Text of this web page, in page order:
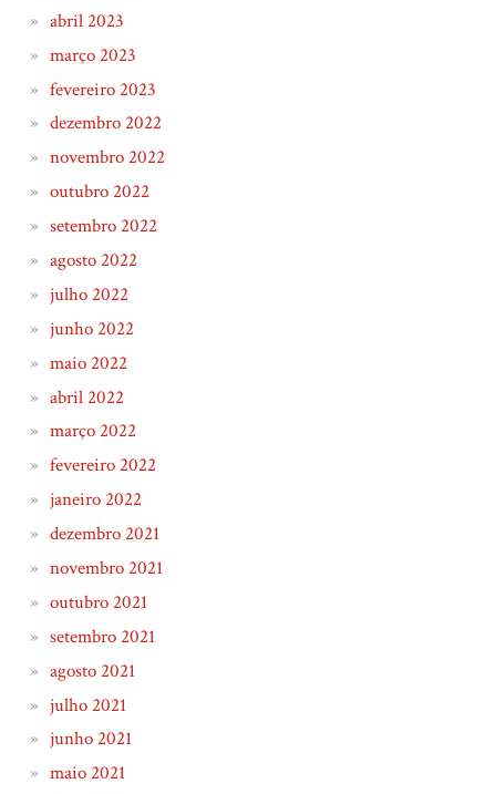
abril 2023
março 2023
fevereiro 2023
dezembro 2022
novembro 2022
outubro 2022
setembro 2022
agosto 2022
julho 2022
junho 2022
maio 2022
abril 2022
março 2022
fevereiro 2022
janeiro 2022
dezembro 2021
novembro 2021
outubro 2021
setembro 2021
agosto 2021
julho 2021
junho 2021
maio 2021